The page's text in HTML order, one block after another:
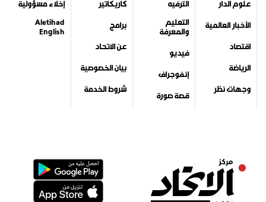
علوم الدار
الأخبار العالمية
اقتصاد
الرياضة
وجهات نظر
الترفيه
التعليم
والمعرفة
فيديو
إنفوجراف
قصة صورة
كاريكاتير
برامج
عن الاتحاد
بيان الخصوصية
شروط الخدمة
إخلاء مسؤولية
Aletihad
English